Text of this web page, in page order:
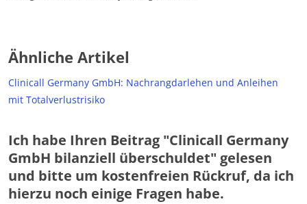
Ähnliche Artikel
Clinicall Germany GmbH: Nachrangdarlehen und Anleihen
mit Totalverlustrisiko
Ich habe Ihren Beitrag "Clinicall Germany
GmbH bilanziell überschuldet" gelesen
und bitte um kostenfreien Rückruf, da ich
hierzu noch einige Fragen habe.